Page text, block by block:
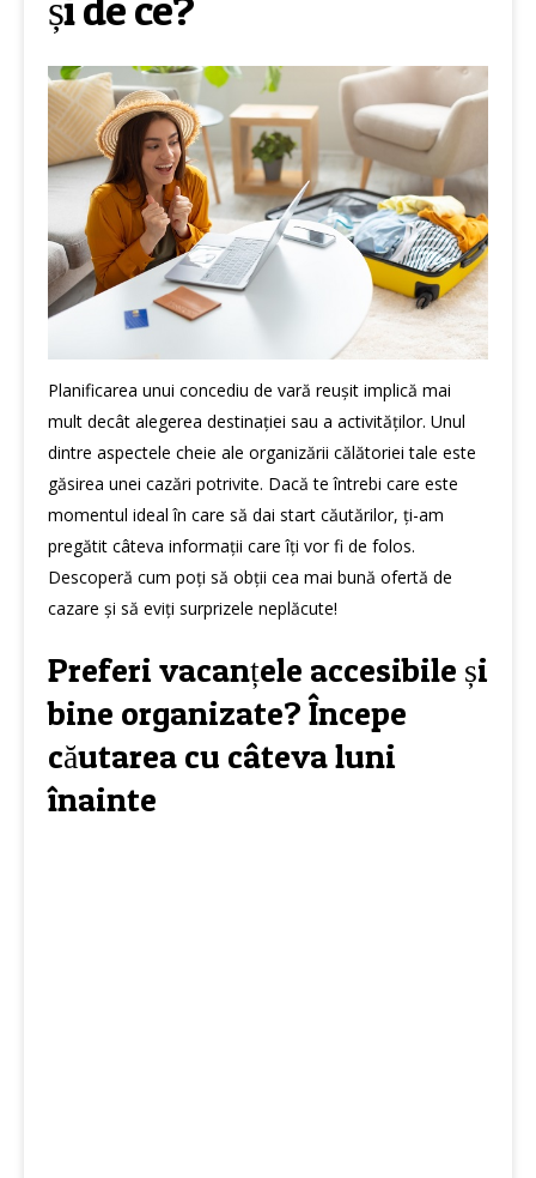
Planificarea unui concediu de vară reușit implică mai
mult decât alegerea destinației sau a activităților. Unul
dintre aspectele cheie ale organizării călătoriei tale este
găsirea unei cazări potrivite. Dacă te întrebi care este
momentul ideal în care să dai start căutărilor, ți-am
pregătit câteva informații care îți vor fi de folos.
Descoperă cum poți să obții cea mai bună ofertă de
cazare și să eviți surprizele neplăcute!
Preferi vacanțele accesibile și
bine organizate? Începe
căutarea cu câteva luni
înainte